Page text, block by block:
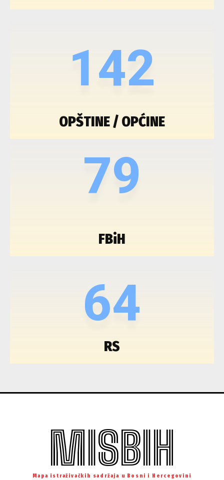
142
OPŠTINE / OPĆINE
79
FBiH
64
RS
MISBIH
Mapa istraživačkih sadržaja u Bosni i Hercegovini